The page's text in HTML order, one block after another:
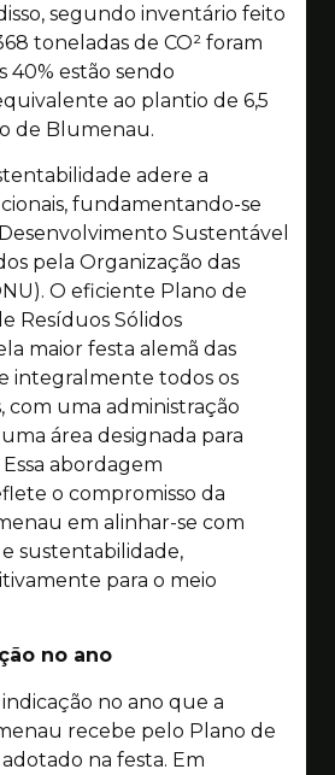
segundo inventário feito
toneladas de CO² foram
40% estão sendo
ao plantio de 6,5
de Blumenau.
adere a
fundamentando-se
Sustentável
pela Organização das
O eficiente Plano de
Resíduos Sólidos
maior festa alemã das
integralmente todos os
com uma administração
área designada para
abordagem
o compromisso da
em alinhar-se com
sustentabilidade,
para o meio
no ano
no ano que a
recebe pelo Plano de
na festa. Em